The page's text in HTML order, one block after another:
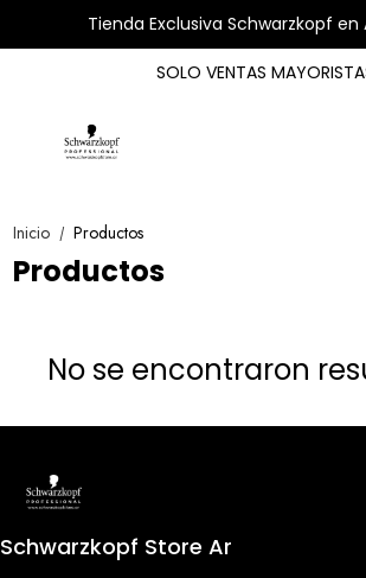
Tienda Exclusiva Schwarzkopf en
SOLO VENTAS
Inicio / Productos
Productos
No se encontraron
Schwarzkopf Store Ar